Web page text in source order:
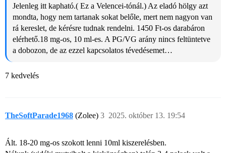
Jelenleg itt kapható.( Ez a Velencei-tónál.) Az eladó hölgy azt
mondta, hogy nem tartanak sokat belőle, mert nem nagyon van
rá kereslet, de kérésre tudnak rendelni. 1450 Ft-os darabáron
elérhető.18 mg-os, 10 ml-es. A PG/VG arány nincs feltüntetve
a dobozon, de az ezzel kapcsolatos tévedésemet…
7 kedvelés
TheSoftParade1968 (Zolee) 2025. október 13. 19:54
3
Ált. 18-20 mg-os szokott lenni 10ml kiszerelésben.